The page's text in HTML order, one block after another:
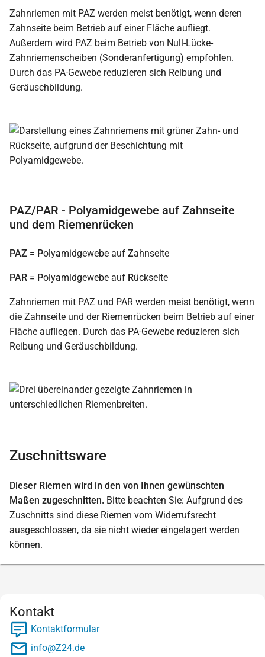
Zahnriemen mit PAZ werden meist benötigt, wenn deren
Zahnseite beim Betrieb auf einer Fläche aufliegt.
Außerdem wird PAZ beim Betrieb von Null-Lücke-
Zahnriemenscheiben (Sonderanfertigung) empfohlen.
Durch das PA-Gewebe reduzieren sich Reibung und
Geräuschbildung.
PAZ/PAR - Polyamidgewebe auf Zahnseite
und dem Riemenrücken
PAZ = Polyamidgewebe auf Zahnseite
PAR = Polyamidgewebe auf Rückseite
Zahnriemen mit PAZ und PAR werden meist benötigt, wenn
die Zahnseite und der Riemenrücken beim Betrieb auf einer
Fläche aufliegen. Durch das PA-Gewebe reduzieren sich
Reibung und Geräuschbildung.
Zuschnittsware
Dieser Riemen wird in den von Ihnen gewünschten
Maßen zugeschnitten. Bitte beachten Sie: Aufgrund des
Zuschnitts sind diese Riemen vom Widerrufsrecht
ausgeschlossen, da sie nicht wieder eingelagert werden
können.
Kontakt
Kontaktformular
info@Z24.de